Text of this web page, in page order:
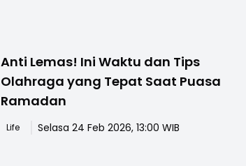
Anti Lemas! Ini Waktu dan Tips
Olahraga yang Tepat Saat Puasa
Ramadan
Life Selasa 24 Feb 2026, 13:00 WIB